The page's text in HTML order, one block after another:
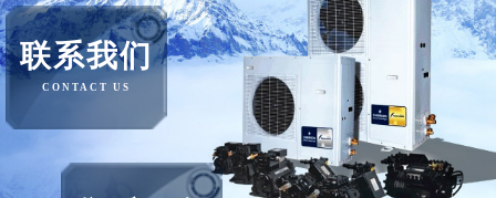
联系我们
CONTACT US